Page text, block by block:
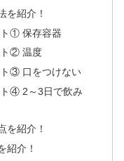
を紹介！
① 保存容器
ト② 温度
③ 口をつけない
④ 2～3日で飲み
を紹介！
紹介！